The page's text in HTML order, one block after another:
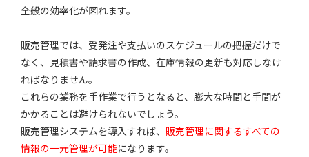
全般の効率化が図れます。
販売管理では、受発注や支払いのスケジュールの把握だけで
なく、見積書や請求書の作成、在庫情報の更新も対応しなけ
ればなりません。
これらの業務を手作業で行うとなると、膨大な時間と手間が
かかることは避けられないでしょう。
販売管理システムを導入すれば、 販売管理に関するすべての
情報の一元管理が可能になります。